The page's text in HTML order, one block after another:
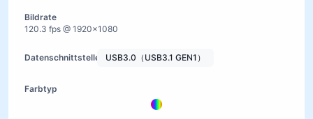
120.3 fps @ 1920×1080
USB3.0（USB3.1 GEN1）